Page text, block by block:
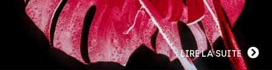
LIRE LA SUITE